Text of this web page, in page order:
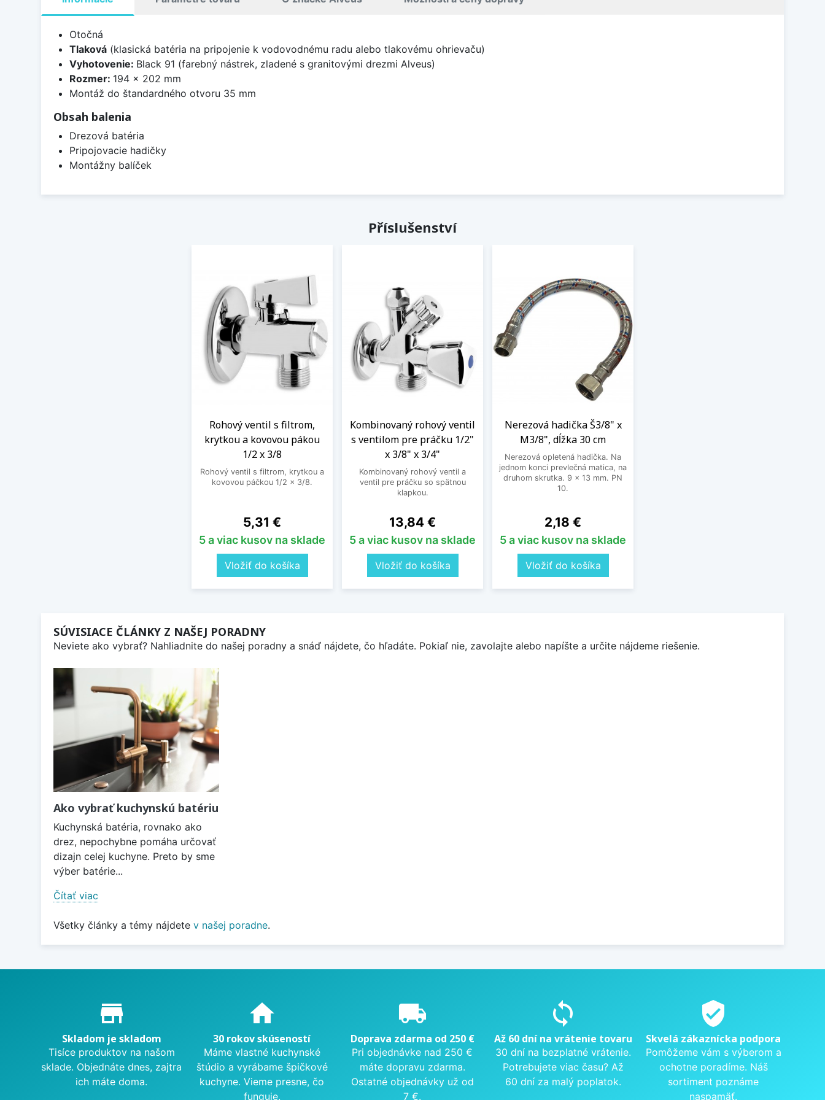
Otočná
Tlaková(klasická batéria na pripojenie k vodovodnému radu alebo tlakovému ohrievaču)
Vyhotovenie: Black 91 (farebný nástrek, zladené s granitovými drezmi Alveus)
Rozmer: 194 x 202 mm
Montáž do štandardného otvoru 35 mm
Obsah balenia
Drezová batéria
Pripojovacie hadičky
Montážny balíček
Příslušenství
Rohový ventil s filtrom,
krytkou a kovovou pákou
1/2 x 3/8
Rohový ventil s filtrom, krytkou a
kovovou páčkou 1/2 x 3/8.
Cena
5,31 €
5 a viac kusov na sklade
Vložiť do košíka
Kombinovaný rohový ventil
s ventilom pre práčku 1/2"
x 3/8" x 3/4"
Kombinovaný rohový ventil a
ventil pre práčku so spätnou
klapkou.
Cena
13,84 €
5 a viac kusov na sklade
Vložiť do košíka
Nerezová hadička Š3/8" x
M3/8", dĺžka 30 cm
Nerezová opletená hadička. Na
jednom konci prevlečná matica, na
druhom skrutka. 9 x 13 mm. PN
10.
Cena
2,18 €
5 a viac kusov na sklade
Vložiť do košíka
SÚVISIACE ČLÁNKY Z NAŠEJ PORADNY
Neviete ako vybrať? Nahliadnite do našej poradny a snáď nájdete, čo hľadáte. Pokiaľ nie, zavolajte alebo napíšte a určite nájdeme riešenie.
Ako vybrať kuchynskú batériu
Kuchynská batéria, rovnako ako
drez, nepochybne pomáha určovať
dizajn celej kuchyne. Preto by sme
výber batérie...
Čítať viac
Všetky články a témy nájdete v našej poradne.
Proč nakupovat u nás?
store_mall_directory
Skladom je skladom
Tisíce produktov na našom
sklade. Objednáte dnes, zajtra
ich máte doma.
home
30 rokov skúseností
Máme vlastné kuchynské
štúdio a vyrábame špičkové
kuchyne. Vieme presne, čo
funguje.
local_shipping
Doprava zdarma od 250 €
Pri objednávke nad 250 €
máte dopravu zdarma.
Ostatné objednávky už od
7 €.
sync
Až 60 dní na vrátenie tovaru
30 dní na bezplatné vrátenie.
Potrebujete viac času? Až
60 dní za malý poplatok.
verified_user
Skvelá zákaznícka podpora
Pomôžeme vám s výberom a
ochotne poradíme. Náš
sortiment poznáme
naspamäť.